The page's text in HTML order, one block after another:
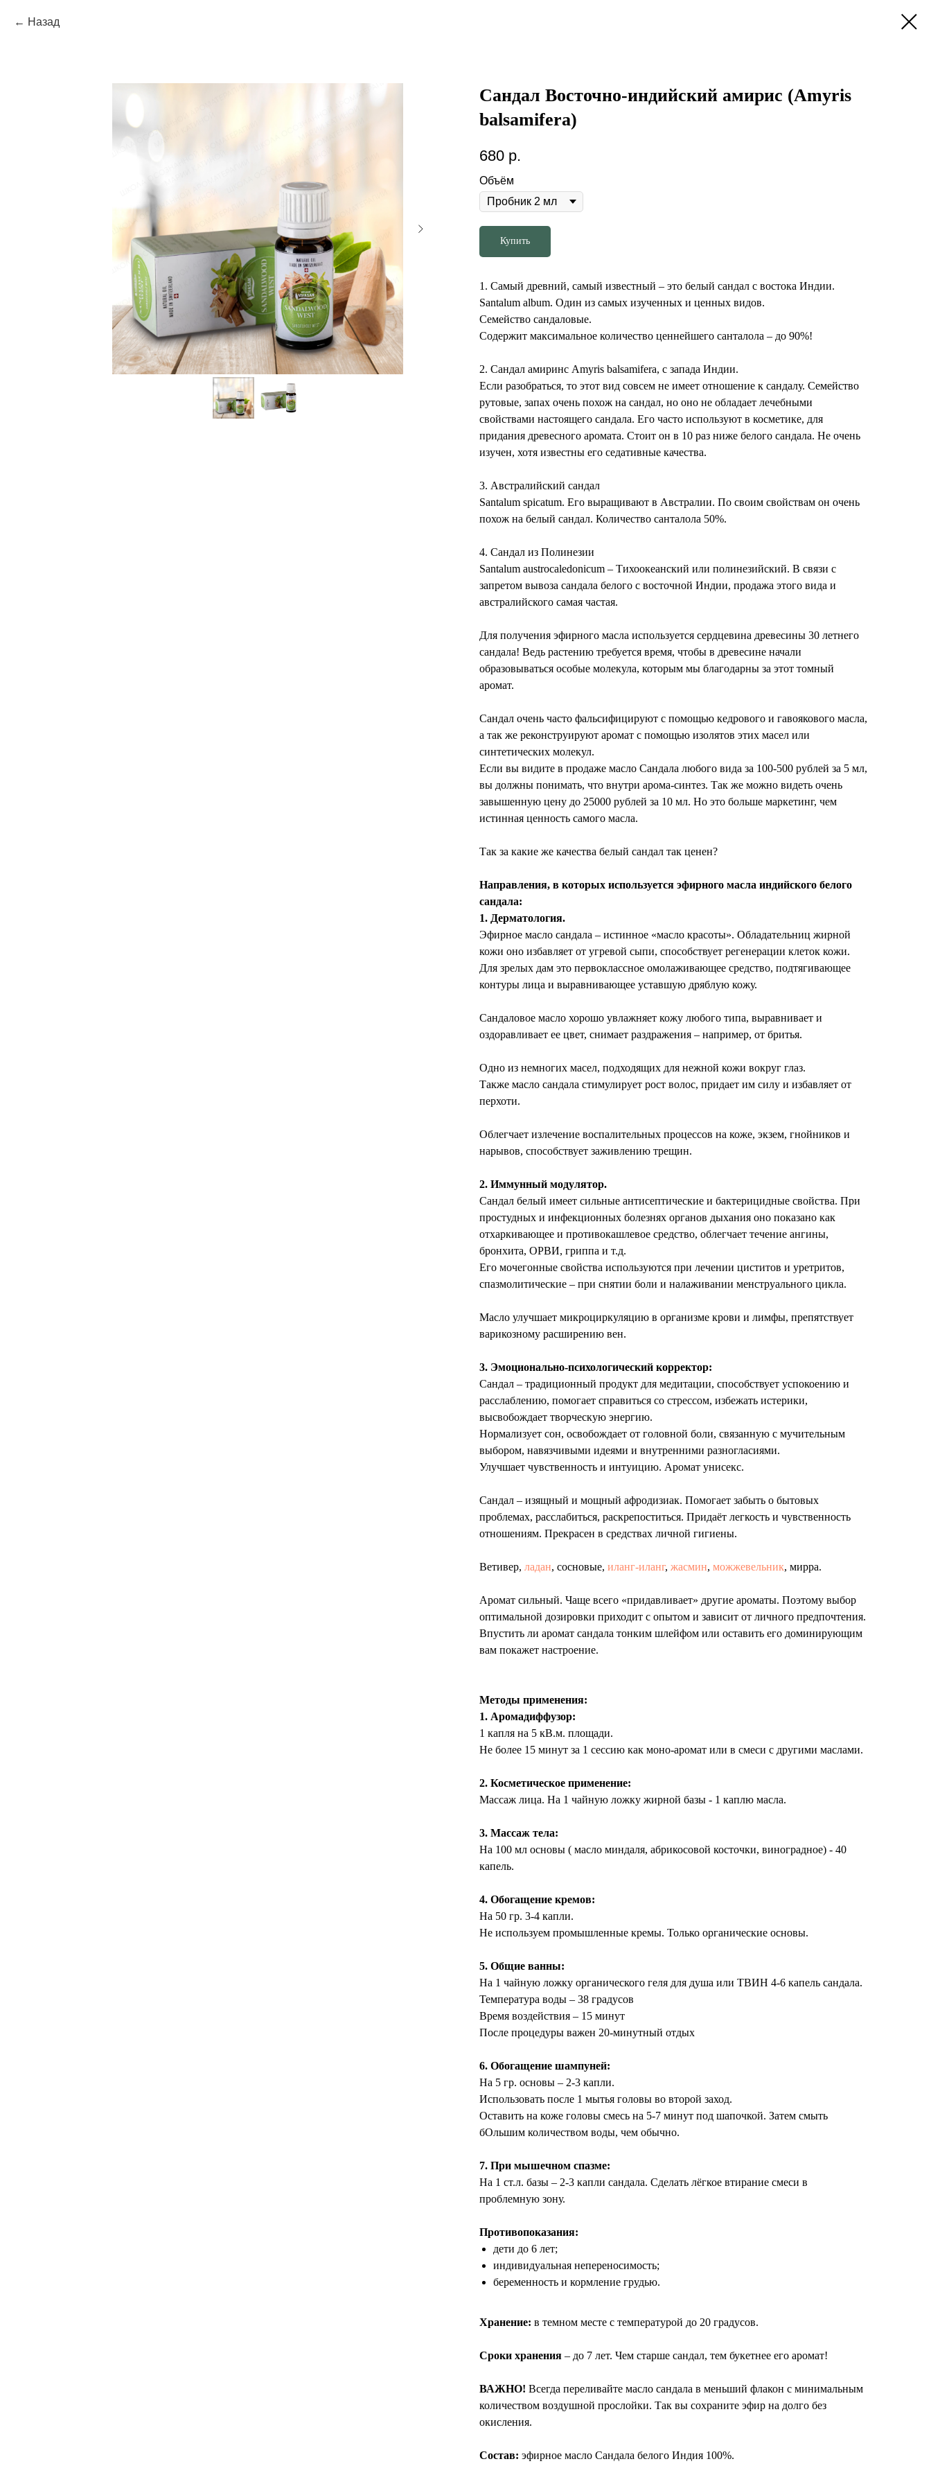
Назад
Сандал Восточно-индийский амирис (Amyris
balsamifera)
680 р.
Объём
Купить
1. Самый древний, самый известный – это белый сандал с востока Индии.
Santalum album. Один из самых изученных и ценных видов.
Семейство сандаловые.
Содержит максимальное количество ценнейшего санталола – до 90%!
2. Сандал амиринс Amyris balsamifera, с запада Индии.
Если разобраться, то этот вид совсем не имеет отношение к сандалу. Семейство
рутовые, запах очень похож на сандал, но оно не обладает лечебными
свойствами настоящего сандала. Его часто используют в косметике, для
придания древесного аромата. Стоит он в 10 раз ниже белого сандала. Не очень
изучен, хотя известны его седативные качества.
3. Австралийский сандал
Santalum spicatum. Его выращивают в Австралии. По своим свойствам он очень
похож на белый сандал. Количество санталола 50%.
4. Сандал из Полинезии
Santalum austrocaledonicum – Тихоокеанский или полинезийский. В связи с
запретом вывоза сандала белого с восточной Индии, продажа этого вида и
австралийского самая частая.
Для получения эфирного масла используется сердцевина древесины 30 летнего
сандала! Ведь растению требуется время, чтобы в древесине начали
образовываться особые молекула, которым мы благодарны за этот томный
аромат.
Сандал очень часто фальсифицируют с помощью кедрового и гавоякового масла,
а так же реконструируют аромат с помощью изолятов этих масел или
синтетических молекул.
Если вы видите в продаже масло Сандала любого вида за 100-500 рублей за 5 мл,
вы должны понимать, что внутри арома-синтез. Так же можно видеть очень
завышенную цену до 25000 рублей за 10 мл. Но это больше маркетинг, чем
истинная ценность самого масла.
Так за какие же качества белый сандал так ценен?
Направления, в которых используется эфирного масла индийского белого
сандала:
1. Дерматология.
Эфирное масло сандала – истинное «масло красоты». Обладательниц жирной
кожи оно избавляет от угревой сыпи, способствует регенерации клеток кожи.
Для зрелых дам это первоклассное омолаживающее средство, подтягивающее
контуры лица и выравнивающее уставшую дряблую кожу.
Сандаловое масло хорошо увлажняет кожу любого типа, выравнивает и
оздоравливает ее цвет, снимает раздражения – например, от бритья.
Одно из немногих масел, подходящих для нежной кожи вокруг глаз.
Также масло сандала стимулирует рост волос, придает им силу и избавляет от
перхоти.
Облегчает излечение воспалительных процессов на коже, экзем, гнойников и
нарывов, способствует заживлению трещин.
2. Иммунный модулятор.
Сандал белый имеет сильные антисептические и бактерицидные свойства. При
простудных и инфекционных болезнях органов дыхания оно показано как
отхаркивающее и противокашлевое средство, облегчает течение ангины,
бронхита, ОРВИ, гриппа и т.д.
Его мочегонные свойства используются при лечении циститов и уретритов,
спазмолитические – при снятии боли и налаживании менструального цикла.
Масло улучшает микроциркуляцию в организме крови и лимфы, препятствует
варикозному расширению вен.
3. Эмоционально-психологический корректор:
Сандал – традиционный продукт для медитации, способствует успокоению и
расслаблению, помогает справиться со стрессом, избежать истерики,
высвобождает творческую энергию.
Нормализует сон, освобождает от головной боли, связанную с мучительным
выбором, навязчивыми идеями и внутренними разногласиями.
Улучшает чувственность и интуицию. Аромат унисекс.
Сандал – изящный и мощный афродизиак. Помогает забыть о бытовых
проблемах, расслабиться, раскрепоститься. Придаёт легкость и чувственность
отношениям. Прекрасен в средствах личной гигиены.
Ветивер, ладан, сосновые, иланг-иланг, жасмин, можжевельник, мирра.
Аромат сильный. Чаще всего «придавливает» другие ароматы. Поэтому выбор
оптимальной дозировки приходит с опытом и зависит от личного предпочтения.
Впустить ли аромат сандала тонким шлейфом или оставить его доминирующим
вам покажет настроение.
Методы применения:
1. Аромадиффузор:
1 капля на 5 кВ.м. площади.
Не более 15 минут за 1 сессию как моно-аромат или в смеси с другими маслами.
2. Косметическое применение:
Массаж лица. На 1 чайную ложку жирной базы - 1 каплю масла.
3. Массаж тела:
На 100 мл основы ( масло миндаля, абрикосовой косточки, виноградное) - 40
капель.
4. Обогащение кремов:
На 50 гр. 3-4 капли.
Не используем промышленные кремы. Только органические основы.
5. Общие ванны:
На 1 чайную ложку органического геля для душа или ТВИН 4-6 капель сандала.
Температура воды – 38 градусов
Время воздействия – 15 минут
После процедуры важен 20-минутный отдых
6. Обогащение шампуней:
На 5 гр. основы – 2-3 капли.
Использовать после 1 мытья головы во второй заход.
Оставить на коже головы смесь на 5-7 минут под шапочкой. Затем смыть
бОльшим количеством воды, чем обычно.
7. При мышечном спазме:
На 1 ст.л. базы – 2-3 капли сандала. Сделать лёгкое втирание смеси в
проблемную зону.
Противопоказания:
дети до 6 лет;
индивидуальная непереносимость;
беременность и кормление грудью.
Хранение: в темном месте с температурой до 20 градусов.
Сроки хранения – до 7 лет. Чем старше сандал, тем букетнее его аромат!
ВАЖНО! Всегда переливайте масло сандала в меньший флакон с минимальным
количеством воздушной прослойки. Так вы сохраните эфир на долго без
окисления.
Состав: эфирное масло Сандала белого Индия 100%.